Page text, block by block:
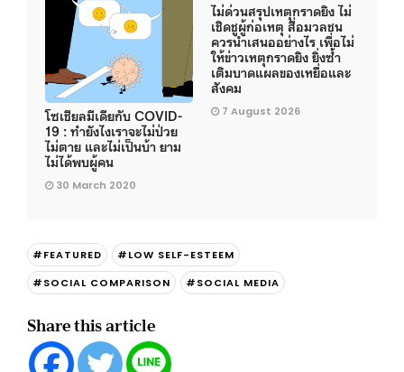
โซเชียลมีเดียกับ COVID-
19 : ทำยังไงเราจะไม่ป่วย
ไม่ตาย และไม่เป็นบ้า ยาม
ไม่ได้พบผู้คน
30 March 2020
ไม่ด่วนสรุปเหตุกราดยิง ไม่
เชิดชูผู้ก่อเหตุ สื่อมวลชน
ควรนำเสนออย่างไร เพื่อไม่
ให้ข่าวเหตุกราดยิง ยิ่งซ้ำ
เติมบาดแผลของเหยื่อและ
สังคม
7 August 2026
#FEATURED
#LOW SELF-ESTEEM
#SOCIAL COMPARISON
#SOCIAL MEDIA
Share this article